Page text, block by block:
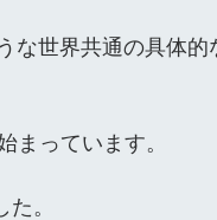
な世界共通の具体的
まっています。
。